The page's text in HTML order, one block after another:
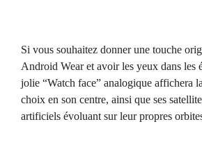
Si vous souhaitez donner une touche
Android Wear et avoir les yeux dans les
jolie “Watch face” analogique affichera
choix en son centre, ainsi que ses
artificiels évoluant sur leur propres